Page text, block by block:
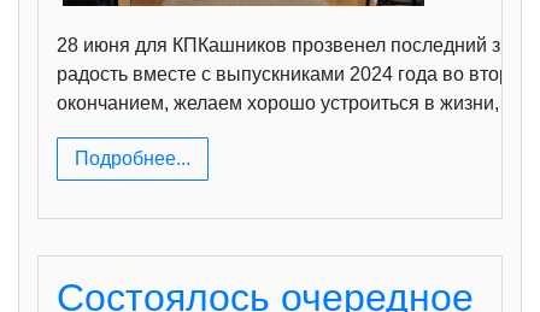
28 июня для КПКашников прозвенел последний
радость вместе с выпускниками 2024 года во
окончанием, желаем хорошо устроиться в жизни,
Подробнее...
Состоялось очередное